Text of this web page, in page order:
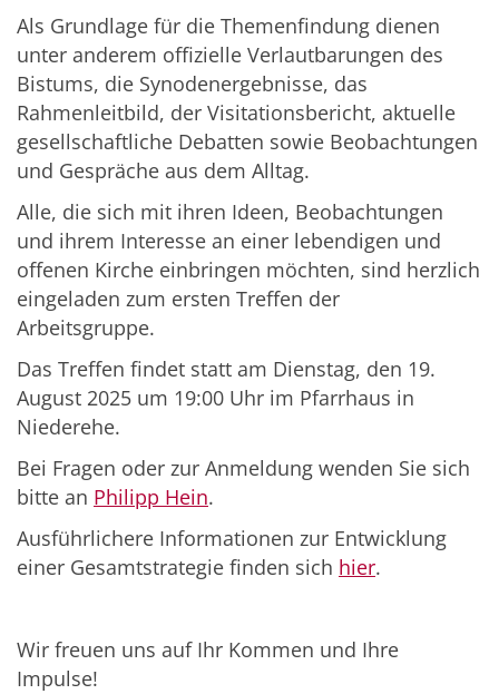
Als Grundlage für die Themenfindung dienen
unter anderem offizielle Verlautbarungen des
Bistums, die Synodenergebnisse, das
Rahmenleitbild, der Visitationsbericht, aktuelle
gesellschaftliche Debatten sowie Beobachtungen
und Gespräche aus dem Alltag.
Alle, die sich mit ihren Ideen, Beobachtungen
und ihrem Interesse an einer lebendigen und
offenen Kirche einbringen möchten, sind herzlich
eingeladen zum ersten Treffen der
Arbeitsgruppe.
Das Treffen findet statt am Dienstag, den 19.
August 2025 um 19:00 Uhr im Pfarrhaus in
Niederehe.
Bei Fragen oder zur Anmeldung wenden Sie sich
bitte an Philipp Hein.
Ausführlichere Informationen zur Entwicklung
einer Gesamtstrategie finden sich hier.
Wir freuen uns auf Ihr Kommen und Ihre
Impulse!